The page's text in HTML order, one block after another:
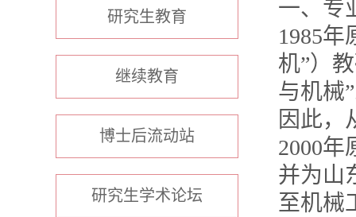
研究生教育
继续教育
博士后流动站
研究生学术论坛
一、专
1985
机”）
与机械
因此，
2000年
并为山
至机械